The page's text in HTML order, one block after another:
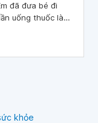
đã đưa bé đi
uống thuốc là
điểm ạ? Mong
khỏe